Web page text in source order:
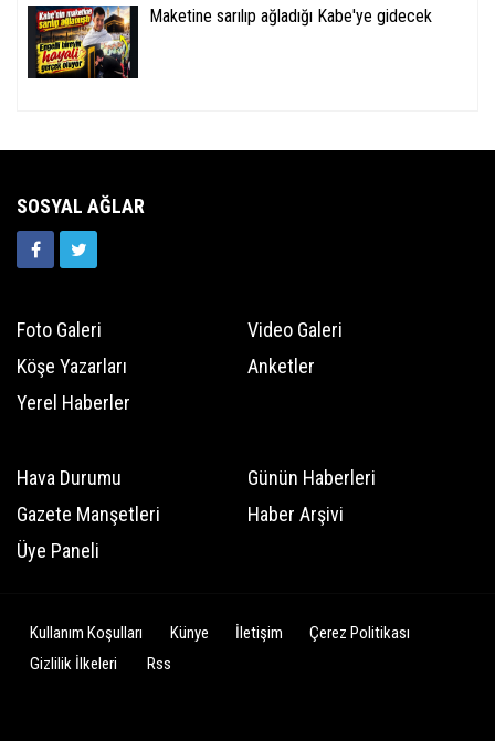
Maketine sarılıp ağladığı Kabe'ye gidecek
SOSYAL AĞLAR
Foto Galeri
Video Galeri
Köşe Yazarları
Anketler
Yerel Haberler
Hava Durumu
Günün Haberleri
Gazete Manşetleri
Haber Arşivi
Üye Paneli
Kullanım Koşulları Künye İletişim
Çerez Politikası
Gizlilik İlkeleri
Rss